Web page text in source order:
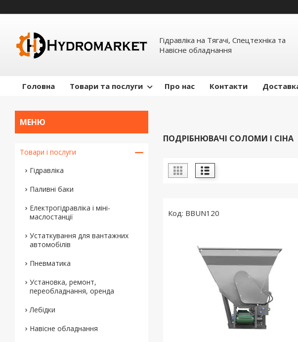
Гідравліка на Тягачі, Спецтехніка та
Навісне обладнання
Головна Товари та послуги Про нас Контакти
ПОДРІБНЮВАЧІ СОЛОМИ І СІНА
BBUN120
Товари і послуги
Гідравліка
Паливні баки
Електрогідравліка і міні-
маслостанції
Устаткування для вантажних
автомобілів
Пневматика
Установка, ремонт,
переобладнання, оренда
Лебідки
Навісне обладнання